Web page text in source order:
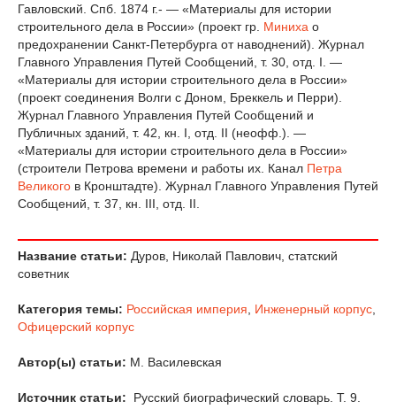
Гавловский. Спб. 1874 г.- — «Материалы для истории
строительного дела в России» (проект гр. Миниха о
предохранении Санкт-Петербурга от наводнений). Журнал
Главного Управления Путей Сообщений, т. 30, отд. I. —
«Материалы для истории строительного дела в России»
(проект соединения Волги с Доном, Бреккель и Перри).
Журнал Главного Управления Путей Сообщений и
Публичных зданий, т. 42, кн. I, отд. II (неофф.). —
«Материалы для истории строительного дела в России»
(строители Петрова времени и работы их. Канал Петра
Великого в Кронштадте). Журнал Главного Управления Путей
Сообщений, т. 37, кн. III, отд. II.
Название статьи: Дуров, Николай Павлович, статский
советник
Категория темы: Российская империя Инженерный корпус
Офицерский корпус
Автор(ы) статьи: М. Василевская
Источник статьи:
Русский биографический словарь. Т. 9.